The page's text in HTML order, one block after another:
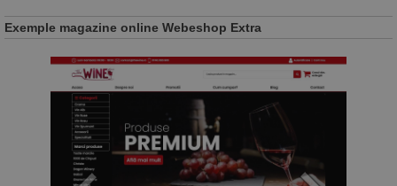
Exemple magazine online Webeshop Extra